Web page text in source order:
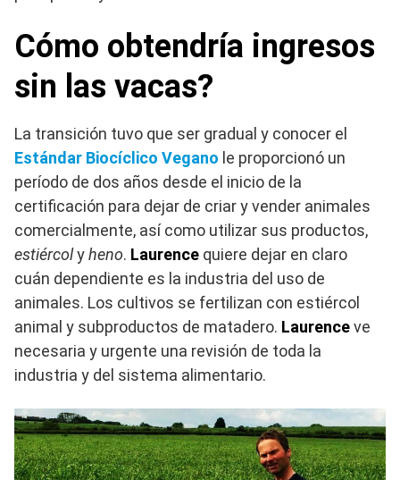
Cómo obtendría ingresos
sin las vacas?
La transición tuvo que ser gradual y conocer el
Estándar Biocíclico Vegano le proporcionó un
período de dos años desde el inicio de la
certificación para dejar de criar y vender animales
comercialmente, así como utilizar sus productos,
estiércolyheno. Laurence quiere dejar en claro
cuán dependiente es la industria del uso de
animales. Los cultivos se fertilizan con estiércol
animal y subproductos de matadero. Laurenceve
necesaria y urgente una revisión de toda la
industria y del sistema alimentario.